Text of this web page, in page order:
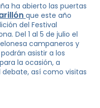
ha abierto las puertas
que este año
del Festival
Del 1 al 5 de julio el
campaneros y
asistir a los
la ocasión, a
así como visitas